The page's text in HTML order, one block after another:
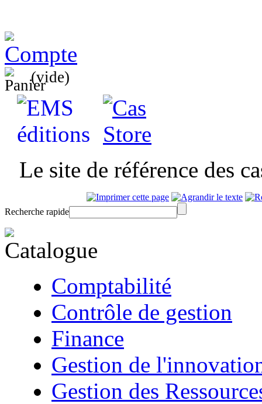
(vide)
Le site de référence des
Recherche rapide
Comptabilité
Contrôle de gestion
Finance
Gestion de
Gestion des